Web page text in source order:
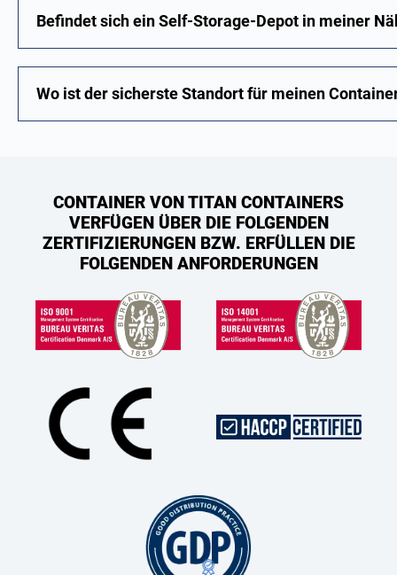
Befindet sich ein Self-Storage-Depot in meiner
Wo ist der sicherste Standort für meinen
CONTAINER VON TITAN CONTAINERS
VERFÜGEN ÜBER DIE FOLGENDEN
ZERTIFIZIERUNGEN BZW. ERFÜLLEN DIE
FOLGENDEN ANFORDERUNGEN